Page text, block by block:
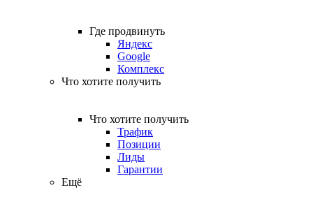
Где продвинуть
Яндекс
Google
Комплекс
Что хотите получить
Что хотите получить
Трафик
Позиции
Лиды
Гарантии
Ещё